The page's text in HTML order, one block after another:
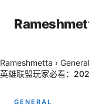
Rameshmetta › General
英雄联盟玩家必看：
GENERAL